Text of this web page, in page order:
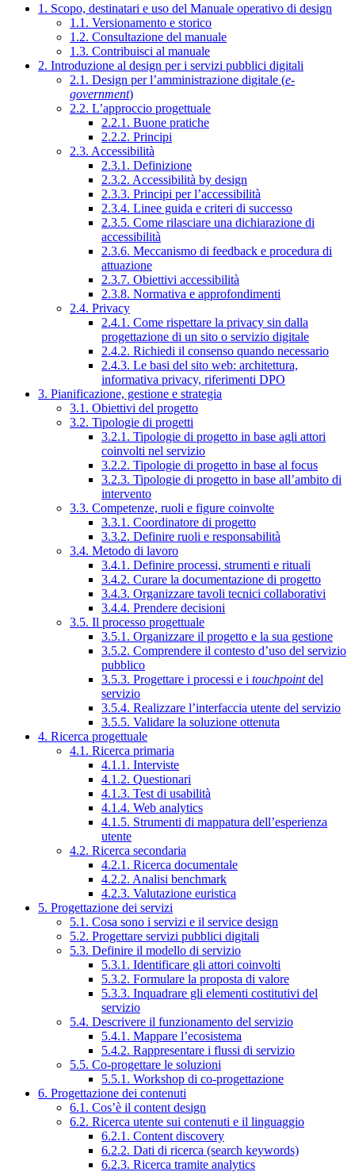
1. Scopo, destinatari e uso del Manuale operativo di design
1.1. Versionamento e storico
1.2. Consultazione del manuale
1.3. Contribuisci al manuale
2. Introduzione al design per i servizi pubblici digitali
2.1. Design per l’amministrazione digitale (e-
government)
2.2. L’approccio progettuale
2.2.1. Buone pratiche
2.2.2. Principi
2.3. Accessibilità
2.3.1. Definizione
2.3.2. Accessibilità by design
2.3.3. Principi per l’accessibilità
2.3.4. Linee guida e criteri di successo
2.3.5. Come rilasciare una dichiarazione di
accessibilità
2.3.6. Meccanismo di feedback e procedura di
attuazione
2.3.7. Obiettivi accessibilità
2.3.8. Normativa e approfondimenti
2.4. Privacy
2.4.1. Come rispettare la privacy sin dalla
progettazione di un sito o servizio digitale
2.4.2. Richiedi il consenso quando necessario
2.4.3. Le basi del sito web: architettura,
informativa privacy, riferimenti DPO
3. Pianificazione, gestione e strategia
3.1. Obiettivi del progetto
3.2. Tipologie di progetti
3.2.1. Tipologie di progetto in base agli attori
coinvolti nel servizio
3.2.2. Tipologie di progetto in base al focus
3.2.3. Tipologie di progetto in base all’ambito di
intervento
3.3. Competenze, ruoli e figure coinvolte
3.3.1. Coordinatore di progetto
3.3.2. Definire ruoli e responsabilità
3.4. Metodo di lavoro
3.4.1. Definire processi, strumenti e rituali
3.4.2. Curare la documentazione di progetto
3.4.3. Organizzare tavoli tecnici collaborativi
3.4.4. Prendere decisioni
3.5. Il processo progettuale
3.5.1. Organizzare il progetto e la sua gestione
3.5.2. Comprendere il contesto d’uso del servizio
pubblico
3.5.3. Progettare i processi e i touchpointdel
servizio
3.5.4. Realizzare l’interfaccia utente del servizio
3.5.5. Validare la soluzione ottenuta
4. Ricerca progettuale
4.1. Ricerca primaria
4.1.1. Interviste
4.1.2. Questionari
4.1.3. Test di usabilità
4.1.4. Web analytics
4.1.5. Strumenti di mappatura dell’esperienza
utente
4.2. Ricerca secondaria
4.2.1. Ricerca documentale
4.2.2. Analisi benchmark
4.2.3. Valutazione euristica
5. Progettazione dei servizi
5.1. Cosa sono i servizi e il service design
5.2. Progettare servizi pubblici digitali
5.3. Definire il modello di servizio
5.3.1. Identificare gli attori coinvolti
5.3.2. Formulare la proposta di valore
5.3.3. Inquadrare gli elementi costitutivi del
servizio
5.4. Descrivere il funzionamento del servizio
5.4.1. Mappare l’ecosistema
5.4.2. Rappresentare i flussi di servizio
5.5. Co-progettare le soluzioni
5.5.1. Workshop di co-progettazione
6. Progettazione dei contenuti
6.1. Cos’è il content design
6.2. Ricerca utente sui contenuti e il linguaggio
6.2.1. Content discovery
6.2.2. Dati di ricerca (search keywords)
6.2.3. Ricerca tramite analytics